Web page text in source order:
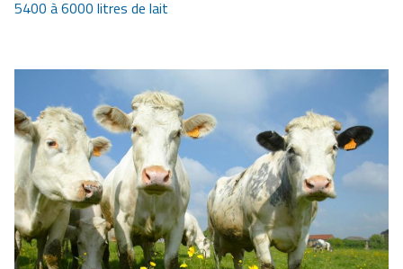
5400 à 6000 litres de lait